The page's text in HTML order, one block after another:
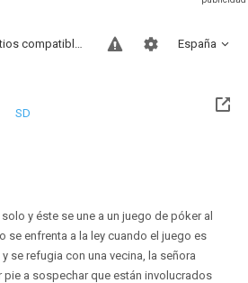
España
Sitios compatibles
SD
y éste se une a un juego de póker al
se enfrenta a la ley cuando el juego es
se refugia con una vecina, la señora
pie a sospechar que están involucrados